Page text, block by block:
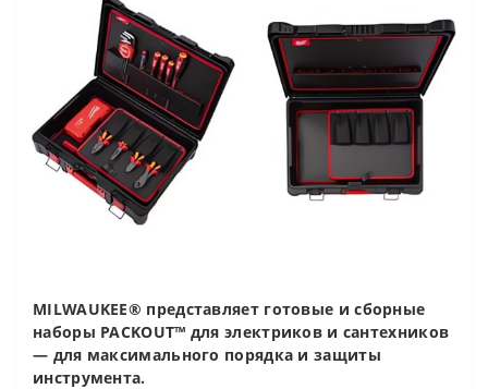
MILWAUKEE® представляет готовые и сборные
наборы PACKOUT™ для электриков и сантехников
— для максимального порядка и защиты
инструмента.